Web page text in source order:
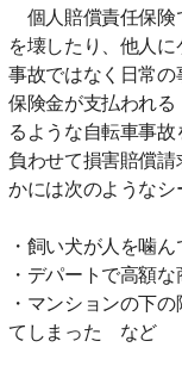
個人賠償責任保険
を壊したり、他人
事故ではなく日常の
保険金が支払われ
るような自転車事
負わせて損害賠償
かには次のようなシ
・飼い犬が人を噛
・デパートで高額
・マンションの下
てしまった など